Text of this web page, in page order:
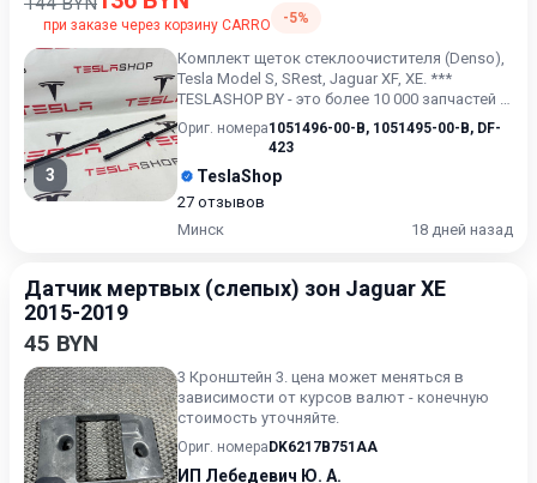
при заказе через корзину CARRO -5%
3
Комплект щеток стеклоочистителя (Denso),
Tesla Model S, SRest, Jaguar XF, XE. ***
TESLASHOP BY - это более 10 000 запчастей и
аксессуаров дл...
Ориг. номера1051496-00-B, 1051495-00-B, DF-
423
TeslaShop
27 отзывов
Минск
18 дней назад
Датчик мертвых (слепых) зон Jaguar XE
2015-2019
45 BYN
3 Кронштейн 3. цена может меняться в
зависимости от курсов валют - конечную
стоимость уточняйте.
Ориг. номера DK6217B751AA
ИП Лебедевич Ю. А.